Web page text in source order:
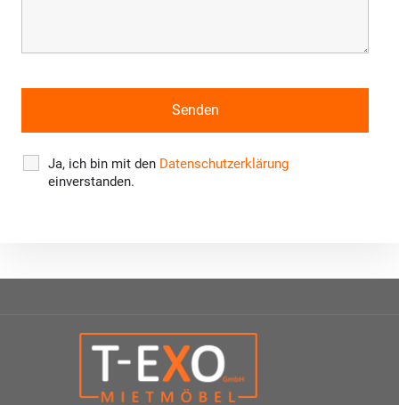
Ja, ich bin mit den Datenschutzerklärung
einverstanden.